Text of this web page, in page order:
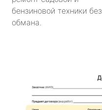
бензиновой техники без
обмана.